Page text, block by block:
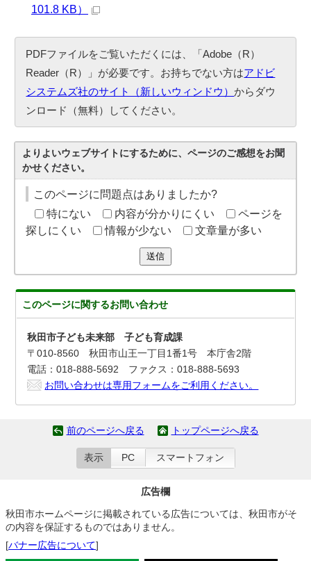
101.8 KB）
PDFファイルをご覧いただくには、「Adobe（R）
Reader（R）」が必要です。お持ちでない方はアドビ
システムズ社のサイト（新しいウィンドウ）からダウ
ンロード（無料）してください。
よりよいウェブサイトにするために、ページのご感想をお聞
かせください。
このページに問題点はありましたか?
特にない
内容が分かりにくい
ページを
探しにくい
情報が少ない 文章量が多い
送信
このページに関するお問い合わせ
秋田市子ども未来部 子ども育成課
〒010-8560 秋田市山王一丁目1番1号 本庁舎2階
電話：018-888-5692 ファクス：018-888-5693
お問い合わせは専用フォームをご利用ください。
前のページへ戻る トップページへ戻る
表示 PC スマートフォン
広告欄
秋田市ホームページに掲載されている広告については、秋田市がそ
の内容を保証するものではありません。
[バナー広告について]